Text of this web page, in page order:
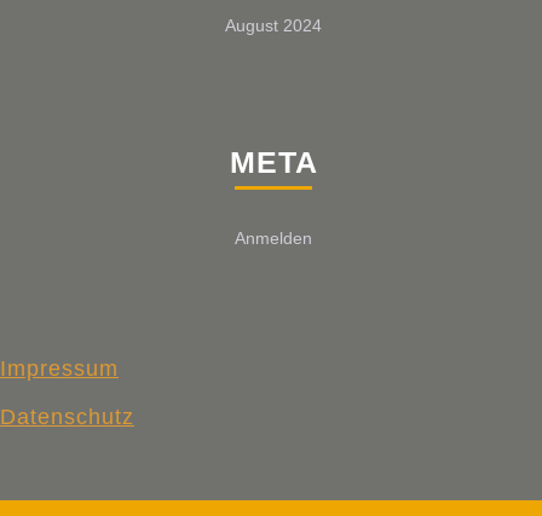
August 2024
META
Anmelden
Impressum
Datenschutz